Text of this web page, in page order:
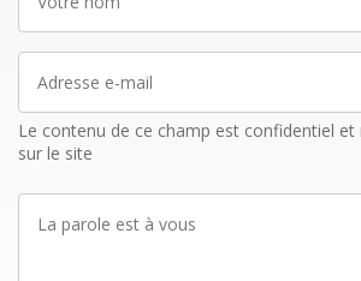
nom
mail
Le contenu de ce champ est confidentiel et
sur le site
parole